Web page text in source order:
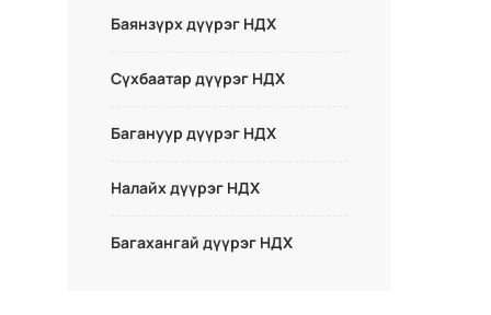
Баянзүрх дүүрэг НДХ
Сүхбаатар дүүрэг НДХ
Багануур дүүрэг НДХ
Налайх дүүрэг НДХ
Багахангай дүүрэг НДХ